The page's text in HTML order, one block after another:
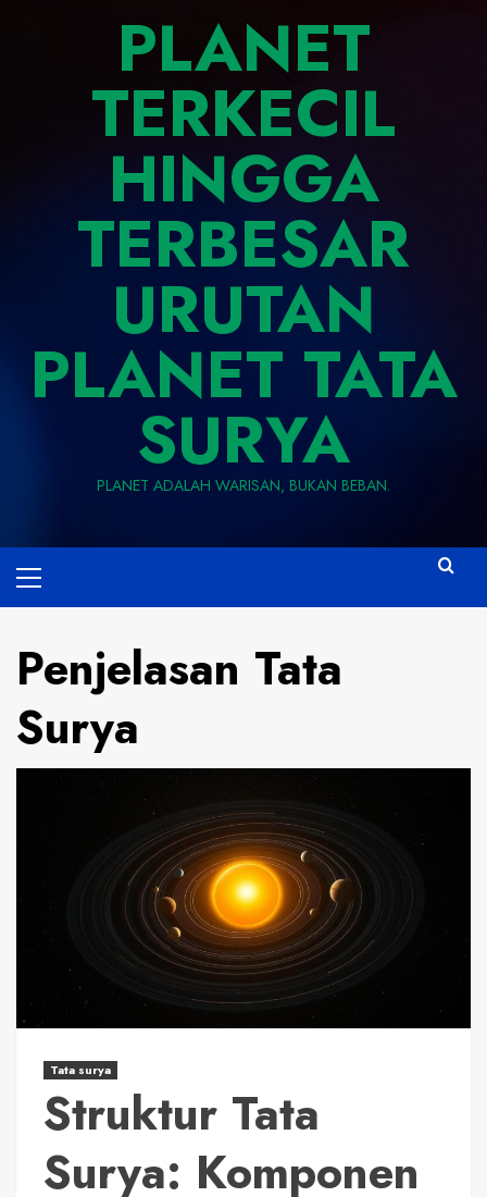
PLANET
TERKECIL
HINGGA
TERBESAR
URUTAN
PLANET TATA
SURYA
PLANET ADALAH WARISAN, BUKAN BEBAN.
Menu
Penjelasan Tata
Surya
Tata surya
Struktur Tata
Surya: Komponen